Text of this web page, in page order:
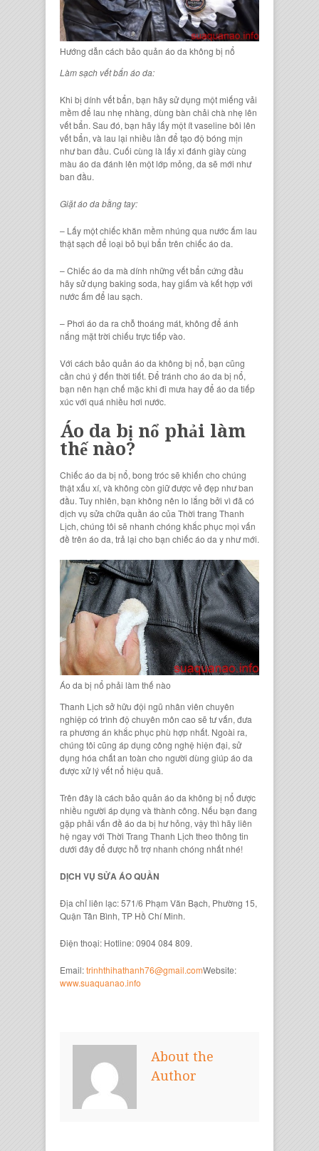
Hướng dẫn cách bảo quản áo da không bị nổ
Làm sạch vết bẩn áo da:
Khi bị dính vết bẩn, bạn hãy sử dụng một miếng vải
mềm để lau nhẹ nhàng, dùng bàn chải chà nhẹ lên
vết bẩn. Sau đó, bạn hãy lấy một ít vaseline bôi lên
vết bẩn, và lau lại nhiều lần để tạo độ bóng mịn
như ban đầu. Cuối cùng là lấy xi đánh giày cùng
màu áo da đánh lên một lớp mỏng, da sẽ mới như
ban đầu.
Giặt áo da bằng tay:
– Lấy một chiếc khăn mềm nhúng qua nước ấm lau
thật sạch để loại bỏ bụi bẩn trên chiếc áo da.
– Chiếc áo da mà dính những vết bẩn cứng đầu
hãy sử dụng baking soda, hay giấm và kết hợp với
nước ấm để lau sạch.
– Phơi áo da ra chỗ thoáng mát, không để ánh
nắng mặt trời chiếu trực tiếp vào.
Với cách bảo quản áo da không bị nổ, bạn cũng
cần chú ý đến thời tiết. Để tránh cho áo da bị nổ,
bạn nên hạn chế mặc khi đi mưa hay để áo da tiếp
xúc với quá nhiều hơi nước.
Áo da bị nổ phải làm
thế nào?
Chiếc áo da bị nổ, bong tróc sẽ khiến cho chúng
thật xấu xí, và không còn giữ được vẻ đẹp như ban
đầu. Tuy nhiên, bạn không nên lo lắng bởi vì đã có
dịch vụ sửa chữa quần áo của Thời trang Thanh
Lịch, chúng tôi sẽ nhanh chóng khắc phục mọi vấn
đề trên áo da, trả lại cho bạn chiếc áo da y như mới.
Áo da bị nổ phải làm thế nào
Thanh Lịch sở hữu đội ngũ nhân viên chuyên
nghiệp có trình độ chuyên môn cao sẽ tư vấn, đưa
ra phương án khắc phục phù hợp nhất. Ngoài ra,
chúng tôi cũng áp dụng công nghệ hiện đại, sử
dụng hóa chất an toàn cho người dùng giúp áo da
được xử lý vết nổ hiệu quả.
Trên đây là cách bảo quản áo da không bị nổ được
nhiều người áp dụng và thành công. Nếu bạn đang
gặp phải vấn đề áo da bị hư hỏng, vậy thì hãy liên
hệ ngay với Thời Trang Thanh Lịch theo thông tin
dưới đây để được hỗ trợ nhanh chóng nhất nhé!
DỊCH VỤ SỬA ÁO QUẦN
Địa chỉ liên lạc: 571/6 Phạm Văn Bạch, Phường 15,
Quận Tân Bình, TP Hồ Chí Minh.
Điện thoại: Hotline: 0904 084 809.
Email:trinhthihathanh76@gmail.comWebsite:
www.suaquanao.info
About the
Author